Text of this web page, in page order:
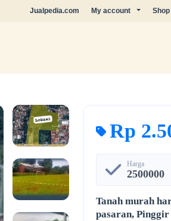
Jualpedia.com My account Shop
Rp
Harga
2500000
Tanah murah
pasaran,